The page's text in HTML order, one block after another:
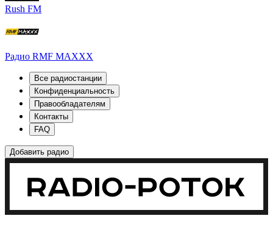
Rush FM
Радио RMF MAXXX
Все радиостанции
Конфиденциальность
Правообладателям
Контакты
FAQ
Добавить радио